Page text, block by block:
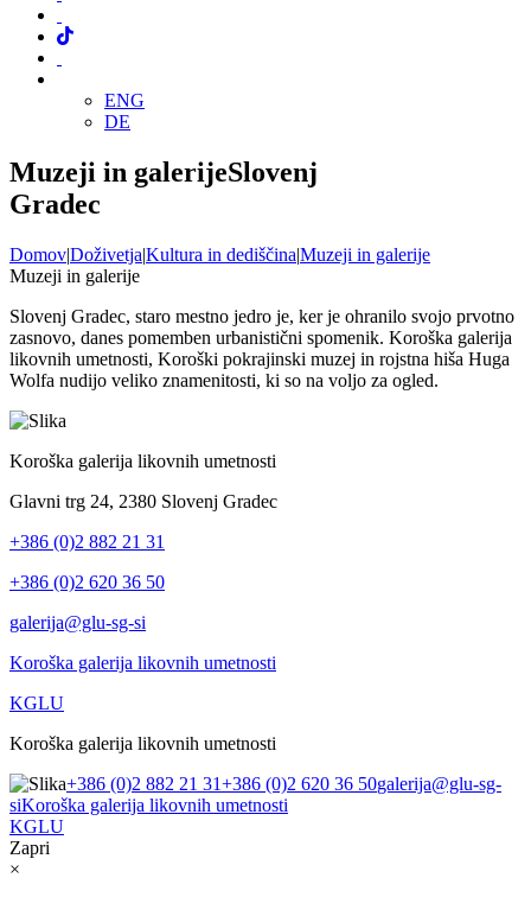
ENG
DE
Muzeji in galerijeSlovenj
Gradec
Domov|Doživetja|Kultura in dediščina|Muzeji in galerije
Muzeji in galerije
Slovenj Gradec, staro mestno jedro je, ker je ohranilo svojo prvotno
zasnovo, danes pomemben urbanistični spomenik. Koroška galerija
likovnih umetnosti, Koroški pokrajinski muzej in rojstna hiša Huga
Wolfa nudijo veliko znamenitosti, ki so na voljo za ogled.
Koroška galerija likovnih umetnosti
Glavni trg 24, 2380 Slovenj Gradec
+386 (0)2 882 21 31
+386 (0)2 620 36 50
galerija@glu-sg-si
Koroška galerija likovnih umetnosti
KGLU
Koroška galerija likovnih umetnosti
+386 (0)2 882 21 31+386 (0)2 620 36 50galerija@glu-sg-
siKoroška galerija likovnih umetnosti
KGLU
Zapri
×